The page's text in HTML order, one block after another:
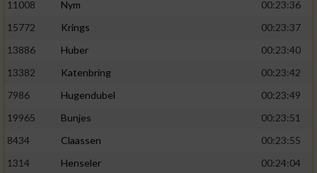
11008
Nym
00:23:36
15772
Krings
00:23:37
13886
Huber
00:23:40
13382
Katenbring
00:23:42
7986
Hugendubel
00:23:49
19965
Bunjes
00:23:51
8434
Claassen
00:23:55
1314
Henseler
00:24:04